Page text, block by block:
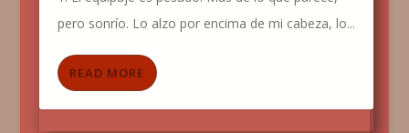
pero sonrío. Lo alzo por encima de mi cabeza, lo...
READ MORE